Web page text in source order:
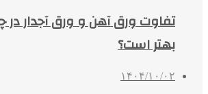
تفاوت ورق آهن و ورق آجدار
بهتر است؟
۱۴۰۴/۱۰/۰۲